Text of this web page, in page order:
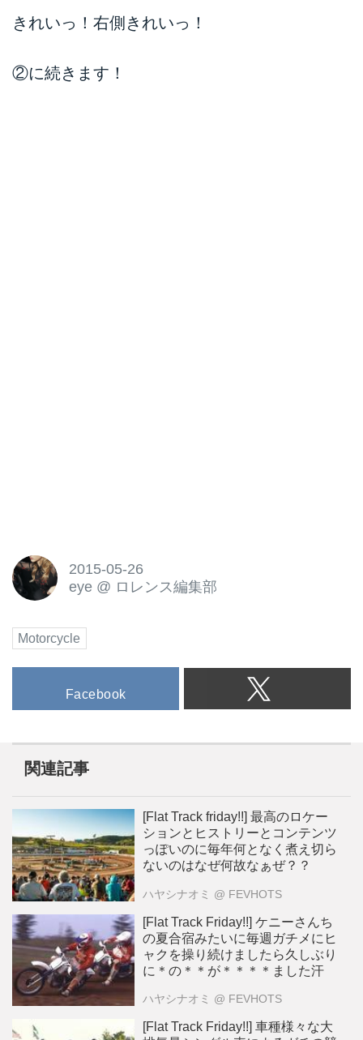
きれいっ！右側きれいっ！
②に続きます！
2015-05-26
eye @ ロレンス編集部
Motorcycle
Facebook
関連記事
[Flat Track friday!!] 最高のロケー
ションとヒストリーとコンテンツ
っぽいのに毎年何となく煮え切ら
ないのはなぜ何故なぁぜ？？
ハヤシナオミ @ FEVHOTS
[Flat Track Friday!!] ケニーさんち
の夏合宿みたいに毎週ガチメにヒ
ャクを操り続けましたら久しぶり
に＊の＊＊が＊＊＊＊ました汗
ハヤシナオミ @ FEVHOTS
[Flat Track Friday!!] 車種様々な大